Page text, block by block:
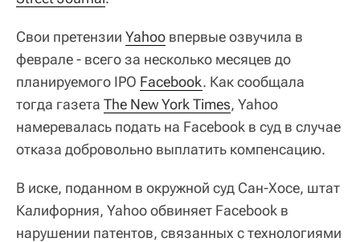
Свои претензии Yahoo впервые озвучила в
феврале - всего за несколько месяцев до
планируемого IPO Facebook. Как сообщала
тогда газета The New York Times, Yahoo
намеревалась подать на Facebook в суд в случае
отказа добровольно выплатить компенсацию.
В иске, поданном в окружной суд Сан-Хосе, штат
Калифорния, Yahoo обвиняет Facebook в
нарушении патентов, связанных с технологиями